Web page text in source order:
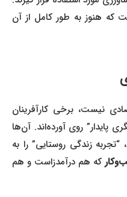
که هنوز به طور کامل از آن
نیست، برخی کارآفرینان
پایدار” روی آورده‌اند. آن‌ها
زندگی روستایی” را به
که هم درآمدزاست و هم